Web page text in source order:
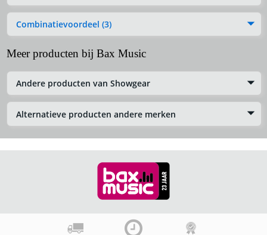
Combinatievoordeel (3)
Meer producten bij Bax Music
Andere producten van Showgear
Alternatieve producten andere merken